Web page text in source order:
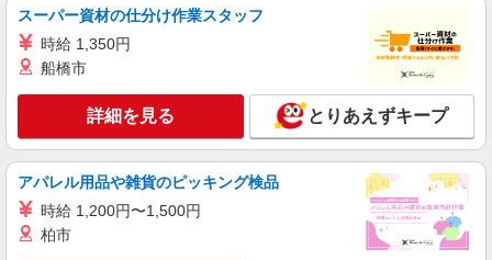
円 高卒：月給200000円〜350000
円 ※別途支給（時間外手当、地域手当、役割手
当、資格手当） ※個人実績に応じて報奨金・イン
センティブあり ※経験・能力・年齢を考慮して金
割手当・地域手当（規定に応じて支給） ★交通費
別途支給（規定あり） ゜+゜・。○。・゜+゜ 入社
祝い金10万円支給(規定有) お友達を紹介頂くと, イ
ンセンティブ支給(規定有) ゜・。○。・゜+゜・。
岐阜県岐阜市のsoftbankショップ
詳細を見る
株式会社シエロ
携帯販売スタッフ【Y!mobile】
時給1600円〜 ※別途インセンティブ、職能評
価制度あり ※残業代支給 ★交通費別途支給（規定
スーパー資材の仕分け作業スタッフ
時給 1,350円
船橋市
詳細を見る とりあえずキープ
アパレル用品や雑貨のピッキング検品
時給 1,200円〜1,500円
柏市